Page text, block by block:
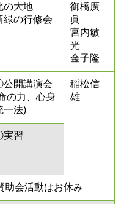
の大地
緑の行修会
御橋廣
眞
宮内敏
光
金子隆
開講演会
の力、心身
一法)
稲松信
雄
習
助会活動はお休み